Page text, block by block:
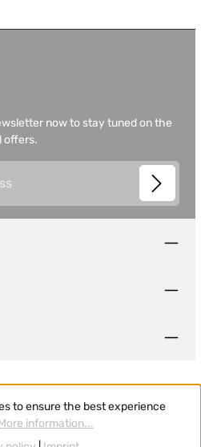
now to stay tuned on the
offers.
the
and have
(*) are required.
to ensure the best experience
information...